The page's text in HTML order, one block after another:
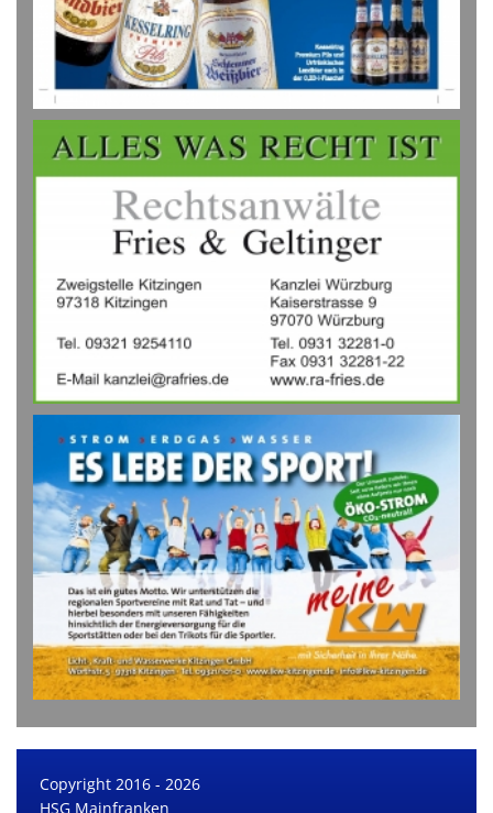
Copyright 2016 - 2026
HSG Mainfranken